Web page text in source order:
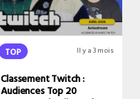
TOP Il y a 3 mois
Classement Twitch :
Audiences Top 20